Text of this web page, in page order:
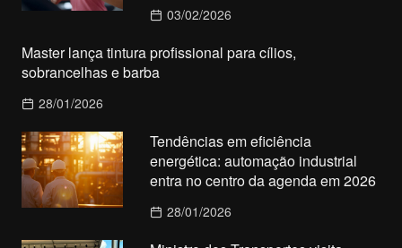
03/02/2026
Master lança tintura profissional para cílios,
sobrancelhas e barba
28/01/2026
Tendências em eficiência
energética: automação industrial
entra no centro da agenda em 2026
28/01/2026